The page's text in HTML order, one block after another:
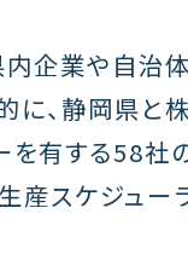
企業や自治
に、静岡県と
有する58社
産スケジュ